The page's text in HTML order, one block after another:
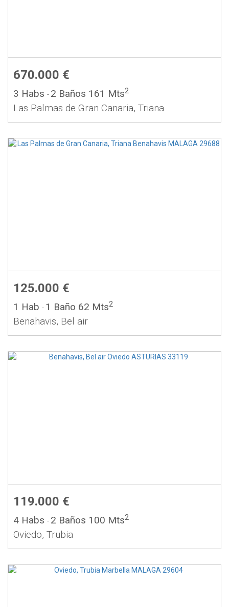
670.000 €
3 Habs - 2 Baños 161 Mts2
Las Palmas de Gran Canaria, Triana
125.000 €
1 Hab - 1 Baño 62 Mts2
Benahavis, Bel air
119.000 €
4 Habs - 2 Baños 100 Mts2
Oviedo, Trubia